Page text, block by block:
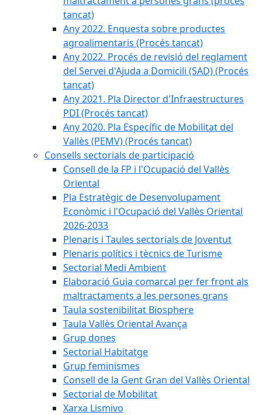
tancat)
Any 2022. Enquesta sobre productes
agroalimentaris (Procés tancat)
Any 2022. Procés de revisió del reglament
del Servei d'Ajuda a Domicili (SAD) (Procés
tancat)
Any 2021. Pla Director d'Infraestructures
PDI (Procés tancat)
Any 2020. Pla Específic de Mobilitat del
Vallès (PEMV) (Procés tancat)
Consells sectorials de participació
Consell de la FP i l'Ocupació del Vallès
Oriental
Pla Estratègic de Desenvolupament
Econòmic i l'Ocupació del Vallès Oriental
2026-2033
Plenaris i Taules sectorials de Joventut
Plenaris polítics i tècnics de Turisme
Sectorial Medi Ambient
Elaboració Guia comarcal per fer front als
maltractaments a les persones grans
Taula sostenibilitat Biosphere
Taula Vallès Oriental Avança
Grup dones
Sectorial Habitatge
Grup feminismes
Consell de la Gent Gran del Vallès Oriental
Sectorial de Mobilitat
Xarxa Lismivo